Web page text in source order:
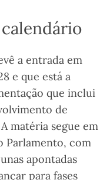
a entrada em
e que está a
que inclui
de
matéria segue em
Parlamento, com
apontadas
para fases